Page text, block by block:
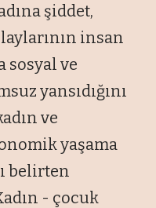
şiddet,
insan
sosyal ve
yansıdığını
ve
yaşama
belirten
- çocuk